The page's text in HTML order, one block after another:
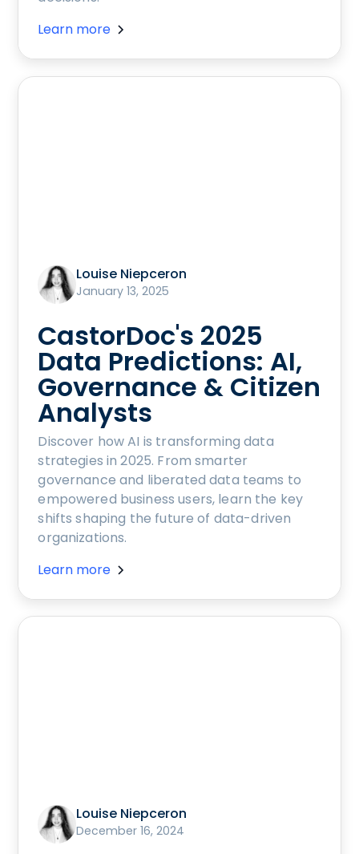
Learn more
Louise Niepceron
January 13, 2025
CastorDoc's 2025
Data Predictions: AI,
Governance & Citizen
Analysts
Discover how AI is transforming data
strategies in 2025. From smarter
governance and liberated data teams to
empowered business users, learn the key
shifts shaping the future of data-driven
organizations.
Learn more
Louise Niepceron
December 16, 2024